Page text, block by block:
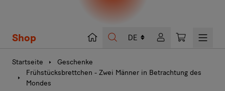
Shop Suche Warenkorb
Startseite
Geschenke
Frühstücksbrettchen - Zwei Männer in Betrachtung des
Mondes